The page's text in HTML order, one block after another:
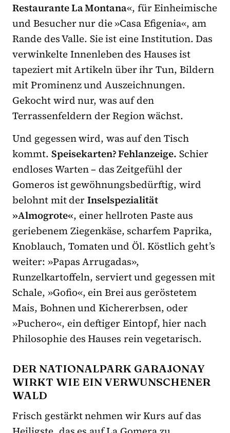
Restaurante La Montana«, für Einheimische
und Besucher nur die »Casa Efigenia«, am
Rande des Valle. Sie ist eine Institution. Das
verwinkelte Innenleben des Hauses ist
tapeziert mit Artikeln über ihr Tun, Bildern
mit Prominenz und Auszeichnungen.
Gekocht wird nur, was auf den
Terrassenfeldern der Region wächst.
Und gegessen wird, was auf den Tisch
kommt. Speisekarten? Fehlanzeige. Schier
endloses Warten – das Zeitgefühl der
Gomeros ist gewöhnungsbedürftig, wird
belohnt mit derInselspezialität
»Almogrote«, einer hellroten Paste aus
geriebenem Ziegenkäse, scharfem Paprika,
Knoblauch, Tomaten und Öl. Köstlich geht’s
weiter: »Papas Arrugadas»,
Runzelkartoffeln, serviert und gegessen mit
Schale, »Gofio«, ein Brei aus geröstetem
Mais, Bohnen und Kichererbsen, oder
»Puchero«, ein deftiger Eintopf, hier nach
Philosophie des Hauses rein vegetarisch.
DER NATIONALPARK GARAJONAY
WIRKT WIE EIN VERWUNSCHENER
WALD
Frisch gestärkt nehmen wir Kurs auf das